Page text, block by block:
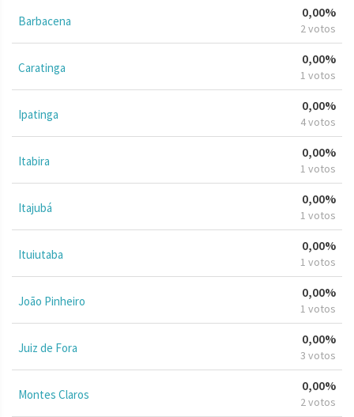
Barbacena
0,00%
2 votos
Caratinga
0,00%
1 votos
Ipatinga
0,00%
4 votos
Itabira
0,00%
1 votos
Itajubá
0,00%
1 votos
Ituiutaba
0,00%
1 votos
João Pinheiro
0,00%
1 votos
Juiz de Fora
0,00%
3 votos
Montes Claros
0,00%
2 votos